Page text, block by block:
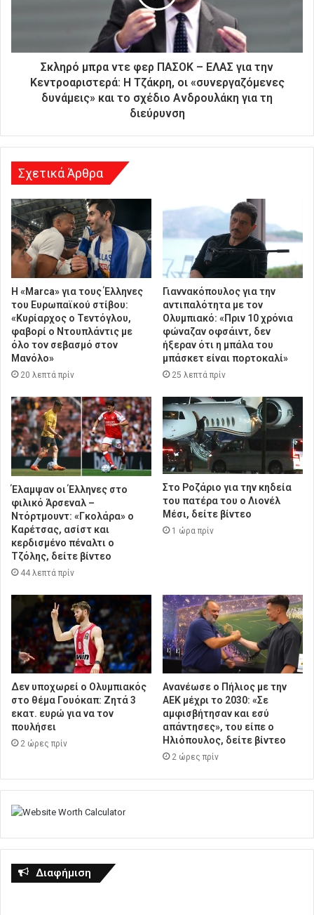
η
Σκληρό μπρα ντε φερ ΠΑΣΟΚ – ΕΛΑΣ για την
Κεντροαριστερά: Η Τζάκρη, οι «συνεργαζόμενες
δυνάμεις» και το σχέδιο Ανδρουλάκη για τη
διεύρυνση
Σχετικά Άρθρα
Η «Marca» για τους Έλληνες
του Ευρωπαϊκού στίβου:
«Κυρίαρχος ο Τεντόγλου,
φαβορί ο Ντουπλάντις με
όλο τον σεβασμό στον
Μανόλο»
20 λεπτά πρίν
Γιαννακόπουλος για την
αντιπαλότητα με τον
Ολυμπιακό: «Πριν 10 χρόνια
φώναζαν οφσάιντ, δεν
ήξεραν ότι η μπάλα του
μπάσκετ είναι πορτοκαλί»
25 λεπτά πρίν
Έλαμψαν οι Έλληνες στο
φιλικό Άρσεναλ –
Ντόρτμουντ: «Γκολάρα» ο
Καρέτσας, ασίστ και
κερδισμένο πέναλτι ο
Τζόλης, δείτε βίντεο
44 λεπτά πρίν
Στο Ροζάριο για την κηδεία
του πατέρα του ο Λιονέλ
Μέσι, δείτε βίντεο
1 ώρα πρίν
Δεν υποχωρεί ο Ολυμπιακός
στο θέμα Γουόκαπ: Ζητά 3
εκατ. ευρώ για να τον
πουλήσει
2 ώρες πρίν
Ανανέωσε ο Πήλιος με την
ΑΕΚ μέχρι το 2030: «Σε
αμφισβήτησαν και εσύ
απάντησες», του είπε ο
Ηλιόπουλος, δείτε βίντεο
2 ώρες πρίν
Διαφήμιση